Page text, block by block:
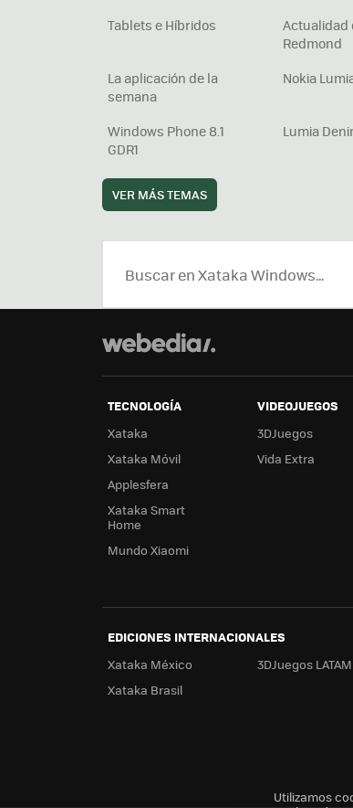
Tablets e Híbridos
Actualidad
Redmond
La aplicación de la
semana
Nokia
Windows Phone 8.1
GDR1
Lumia
VER MÁS TEMAS
TECNOLOGÍA
Xataka
Xataka Móvil
Applesfera
Xataka Smart
Home
Mundo Xiaomi
VIDEOJUEGOS
3DJuegos
Vida Extra
EDICIONES INTERNACIONALES
Xataka México
Xataka Brasil
3DJuegos LATAM
Utilizamos